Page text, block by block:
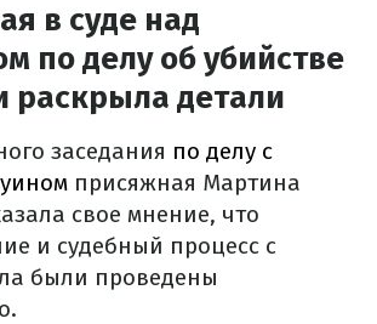
в суде над
по делу об убийстве
раскрыла детали
заседания по делу с
присяжная Мартина
свое мнение, что
и судебный процесс с
были проведены